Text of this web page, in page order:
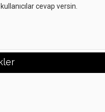
cevap versin.